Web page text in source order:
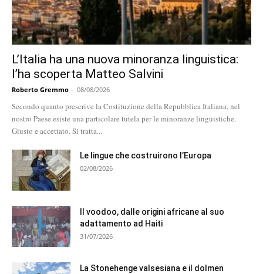
L’Italia ha una nuova minoranza linguistica:
l’ha scoperta Matteo Salvini
Roberto Gremmo - 08/08/2026
Secondo quanto prescrive la Costituzione della Repubblica Italiana, nel
nostro Paese esiste una particolare tutela per le minoranze linguistiche.
Giusto e accettato. Si tratta...
Le lingue che costruirono l’Europa
02/08/2026
Il voodoo, dalle origini africane al suo
adattamento ad Haiti
31/07/2026
La Stonehenge valsesiana e il dolmen